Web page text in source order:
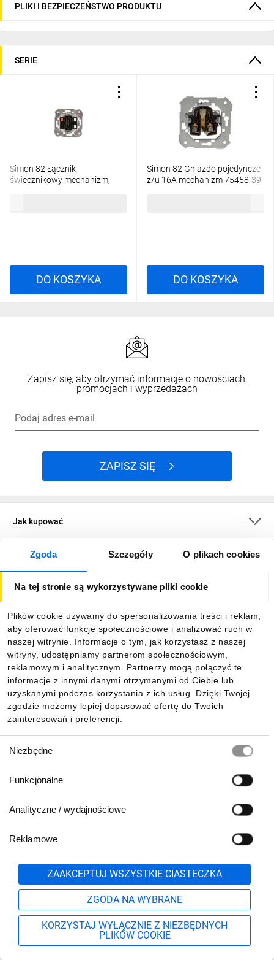
Zgoda Szczegóły O plikach cookies
Na tej stronie są wykorzystywane pliki cookie
Plików cookie używamy do spersonalizowania treści i reklam,
aby oferować funkcje społecznościowe i analizować ruch w
naszej witrynie. Informacje o tym, jak korzystasz z naszej
witryny, udostępniamy partnerom społecznościowym,
reklamowym i analitycznym. Partnerzy mogą połączyć te
informacje z innymi danymi otrzymanymi od Ciebie lub
uzyskanymi podczas korzystania z ich usług. Dzięki Twojej
zgodzie możemy lepiej dopasować ofertę do Twoich
zainteresowań i preferencji.
zgody
Niezbędne
Funkcjonalne
Analityczne / wydajnościowe
Reklamowe
ZAAKCEPTUJ WSZYSTKIE CIASTECZKA
ZGODA NA WYBRANE
KORZYSTAJ WYŁĄCZNIE Z NIEZBĘDNYCH
PLIKÓW COOKIE
PLIKI I BEZPIECZEŃSTWO PRODUKTU
SERIE
Simon 82 Łącznik
świecznikowy mechanizm,
DO KOSZYKA
Simon 82 Gniazdo pojedyncze
z/u 16A mechanizm 75458-39
DO KOSZYKA
Zapisz się, aby otrzymać informacje o nowościach,
promocjach i wyprzedażach
Podaj adres e-mail
ZAPISZ SIĘ
Jak kupować
O firmie
Informacje
Pobierz naszą aplikację mobilną:
801 500 700 lub
71 37 61 600
Formularz kontaktowy